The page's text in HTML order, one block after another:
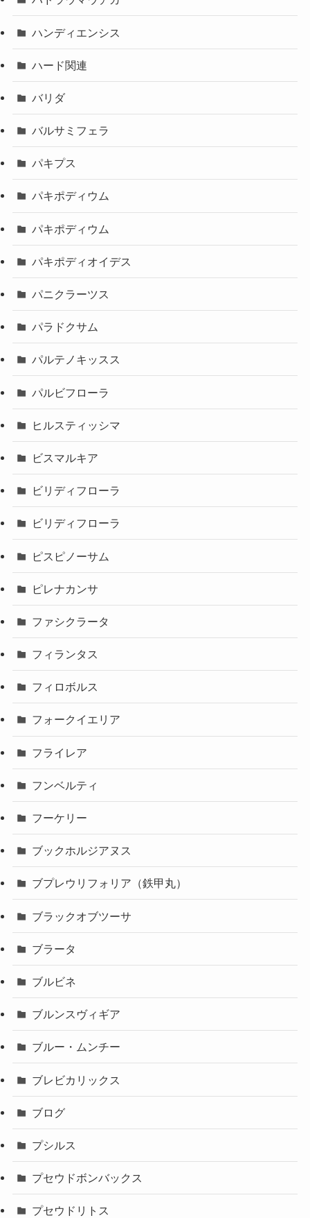
ハンディエンシス
ハード関連
バリダ
バルサミフェラ
パキプス
パキポディウム
パキポディウム
パキポディオイデス
パニクラーツス
パラドクサム
パルテノキッスス
パルビフローラ
ヒルスティッシマ
ビスマルキア
ビリディフローラ
ビリディフローラ
ピスピノーサム
ピレナカンサ
ファシクラータ
フィランタス
フィロボルス
フォークイエリア
フライレア
フンベルティ
フーケリー
ブックホルジアヌス
ブプレウリフォリア（鉄甲丸）
ブラックオブツーサ
ブラータ
ブルビネ
ブルンスヴィギア
ブルー・ムンチー
ブレビカリックス
ブログ
プシルス
プセウドボンバックス
プセウドリトス